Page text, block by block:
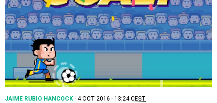
JAIME RUBIO HANCOCK 4 OCT 2016 - 13:24CEST